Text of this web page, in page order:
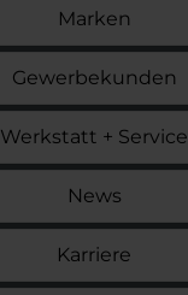
Marken
Gewerbekunden
Werkstatt + Service
News
Karriere